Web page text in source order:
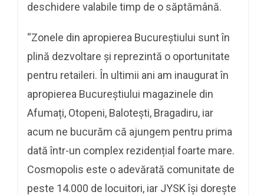
deschidere valabile timp de o săptămână.
“Zonele din apropierea Bucureștiului sunt în
plină dezvoltare și reprezintă o oportunitate
pentru retaileri. În ultimii ani am inaugurat în
apropierea Bucureștiului magazinele din
Afumați, Otopeni, Balotești, Bragadiru, iar
acum ne bucurăm că ajungem pentru prima
dată într-un complex rezidențial foarte mare.
Cosmopolis este o adevărată comunitate de
peste 14.000 de locuitori, iar JYSK își dorește